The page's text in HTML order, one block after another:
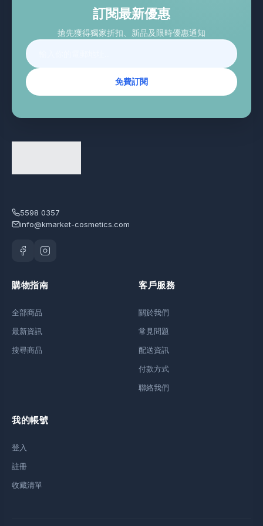
訂閱最新優惠
搶先獲得獨家折扣、新品及限時優惠通知
免費訂閱
5598 0357
info@kmarket-cosmetics.com
購物指南
全部商品
最新資訊
搜尋商品
客戶服務
關於我們
常見問題
配送資訊
付款方式
聯絡我們
我的帳號
登入
註冊
收藏清單